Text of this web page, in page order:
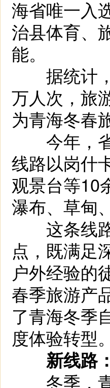
海省唯一入
治县体育、
能。
据统计，
万人次，旅
为青海冬春
今年，省
线路以岗什
观景台等10
瀑布、草甸
这条线路
点，既满足
户外经验的
春季旅游产
了青海冬季
度体验转型。
新线路
冬季，青